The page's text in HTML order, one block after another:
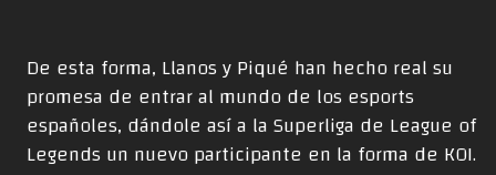
De esta forma, Llanos y Piqué han hecho real su
promesa de entrar al mundo de los esports
españoles, dándole así a la Superliga de League of
Legends un nuevo participante en la forma de KOI.